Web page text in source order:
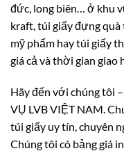
đức, long biên… ở khu
kraft, túi giấy đựng quà
mỹ phẩm hay túi giấy
giá cả và thời gian giao
Hãy đến với chúng tôi
VỤ LVB VIỆT NAM.
túi giấy uy tín, chuyên
Chúng tôi có bảng giá